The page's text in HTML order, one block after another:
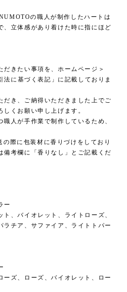
の職人が制作したハートは
、立体感があり着けた時に指にほど
きたい事項を、ホームページ＞
法に基づく表記」に記載しておりま
だき、ご納得いただきました上でご
くお願い申し上げます。
人が手作業で制作しているため、
際に包装材に香りづけをしており
備考欄に「香りなし」とご記載くだ
ー
、バイオレット、ライトローズ、
ラチア、サファイア、ライトトパー
ーズ、ローズ、バイオレット、ロー